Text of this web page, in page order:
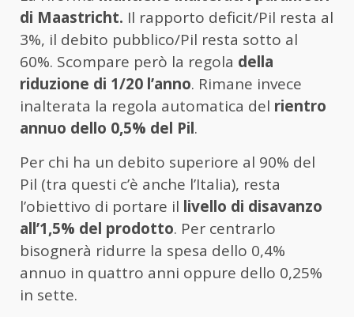
di Maastricht. Il rapporto deficit/Pil resta al
3%, il debito pubblico/Pil resta sotto al
60%. Scompare però la regola della
riduzione di 1/20 l’anno. Rimane invece
inalterata la regola automatica del rientro
annuo dello 0,5% del Pil.
Per chi ha un debito superiore al 90% del
Pil (tra questi c’è anche l’Italia), resta
l’obiettivo di portare il livello di disavanzo
all’1,5% del prodotto. Per centrarlo
bisognerà ridurre la spesa dello 0,4%
annuo in quattro anni oppure dello 0,25%
in sette.